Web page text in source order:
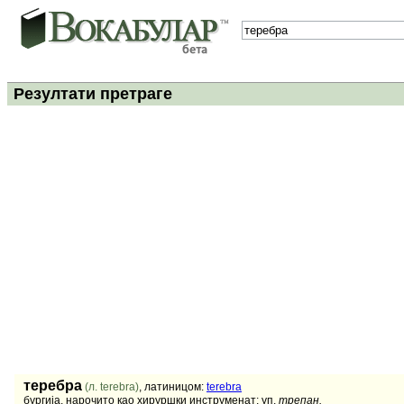
Резултати претраге
теребра (л. terebra), латиницом: terebra
бургија, нарочито као хируршки инструменат; уп. трепан.